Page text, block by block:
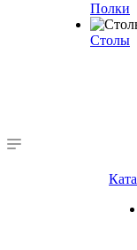
Полки
Столы